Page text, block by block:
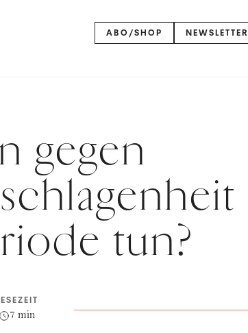
ABO/SHOP NEWSLETTER
gegen
tun?
7 min